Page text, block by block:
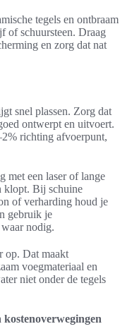
tegels en ontbraam
of schuursteen. Draag
en zorg dat nat
snel plassen. Zorg dat
ontwerpt en uitvoert.
richting afvoerpunt,
met een laser of lange
klopt. Bij schuine
of verharding houd je
gebruik je
nodig.
op. Dat maakt
voegmateriaal en
niet onder de tegels